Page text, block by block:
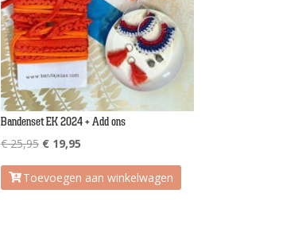
Bandenset EK 2024 + Add ons
€25,95 Oorspronkelijke
prijs
was:
€19,95Huidige
prijs
is:
Toevoegen aan winkelwagen